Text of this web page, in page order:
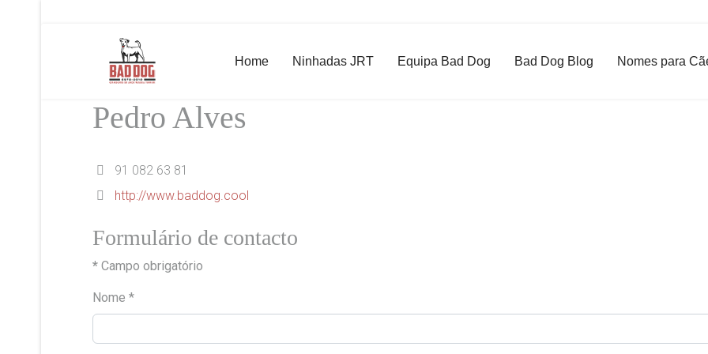
Home Ninhadas JRT Equipa Bad Dog Bad Dog Blog Nomes para
Pedro Alves
Telemóvel
91 082 63 81
Sítio
http://www.baddog.cool
Formulário de contacto
* Campo obrigatório
Nome *